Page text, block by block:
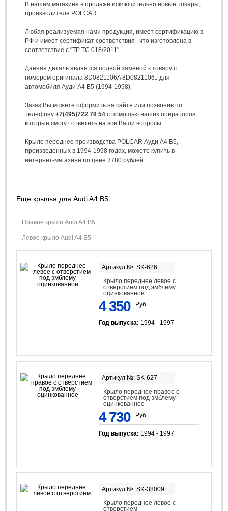
В нашем магазине в продаже исключительно новые товары,
производителя POLCAR.
Любая реализуемая нами продукция, имеет сертификацию в
РФ и имеет сертификат соответствия , что изготовлена в
соответствие с "ТР ТС 018/2011".
Данная деталь является полной заменой к товару с
номером оригинала 8D0821106A 8D0821106J для
автомобиля Ауди А4 Б5 (1994-1998).
Заказ Вы можете оформить на сайте или позвонив по
телефону +7(495)722 78 54с помощью наших операторов,
которые смогут ответить на все Ваши вопросы.
Крыло переднее производства POLCAR Ауди А4 Б5,
произведенных в 1994-1998 годах, можете купить в
интернет-магазине по цене 3780 рублей.
Еще крылья для Audi A4 B5
Правое крыло Audi A4 B5
Левое крыло Audi A4 B5
Артикул №: SK-626
Крыло переднее левое с
отверстием под эмблему
оцинкованное
4 350 Руб.
Год выпуска: 1994 - 1997
Артикул №: SK-627
Крыло переднее правое с
отверстием под эмблему
оцинкованное
4 730 Руб.
Год выпуска: 1994 - 1997
Артикул №: SK-38009
Крыло переднее левое с
отверстием